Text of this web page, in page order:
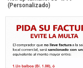
(Personalizado)